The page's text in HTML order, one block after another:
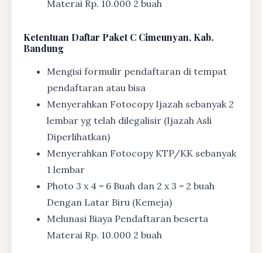
Materai Rp. 10.000 2 buah
Ketentuan Daftar Paket C Cimeunyan, Kab.
Bandung
Mengisi formulir pendaftaran di tempat
pendaftaran atau bisa
Menyerahkan Fotocopy Ijazah sebanyak 2
lembar yg telah dilegalisir (Ijazah Asli
Diperlihatkan)
Menyerahkan Fotocopy KTP/KK sebanyak
1 lembar
Photo 3 x 4 = 6 Buah dan 2 x 3 = 2 buah
Dengan Latar Biru (Kemeja)
Melunasi Biaya Pendaftaran beserta
Materai Rp. 10.000 2 buah